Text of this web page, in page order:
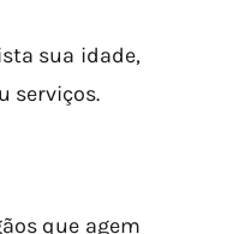
sua idade,
serviços.
que agem